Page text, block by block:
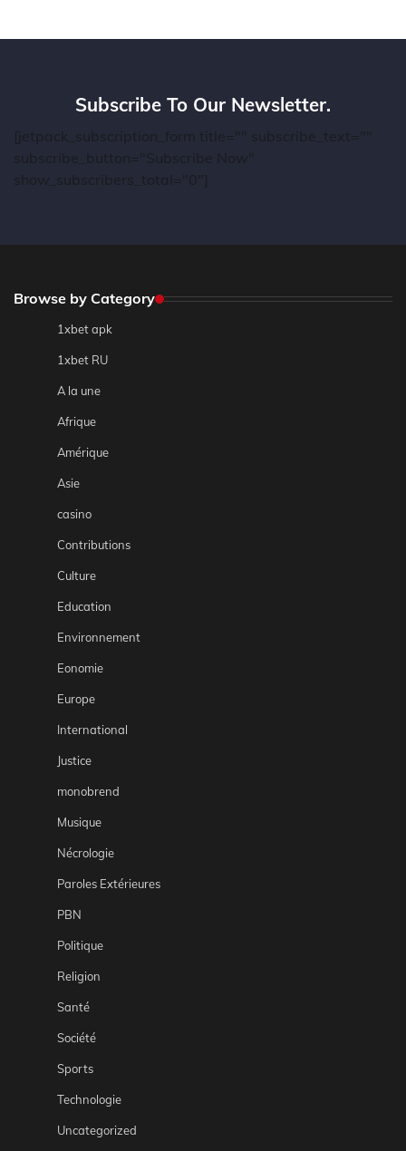
Subscribe To Our Newsletter.
[jetpack_subscription_form title="" subscribe_text=""
subscribe_button="Subscribe Now"
show_subscribers_total="0"]
Browse by Category
1xbet apk
1xbet RU
A la une
Afrique
Amérique
Asie
casino
Contributions
Culture
Education
Environnement
Eonomie
Europe
International
Justice
monobrend
Musique
Nécrologie
Paroles Extérieures
PBN
Politique
Religion
Santé
Société
Sports
Technologie
Uncategorized